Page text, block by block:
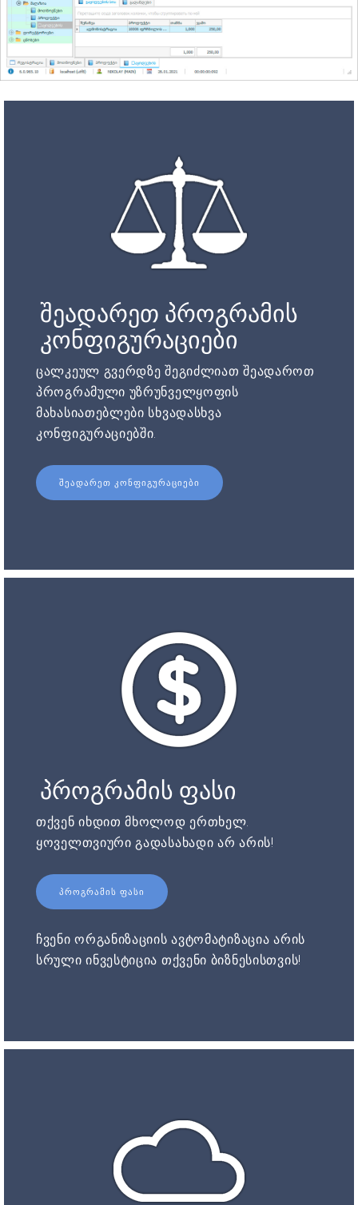
შეადარეთ პროგრამის
კონფიგურაციები
ცალკეულ გვერდზე შეგიძლიათ შეადაროთ
პროგრამული უზრუნველყოფის
მახასიათებლები სხვადასხვა
კონფიგურაციებში.
ᲨᲔᲐᲓᲐᲠᲔᲗ ᲙᲝᲜᲤᲘᲒᲣᲠᲐᲪᲘᲔᲑᲘ
პროგრამის ფასი
თქვენ იხდით მხოლოდ ერთხელ.
ყოველთვიური გადასახადი არ არის!
ᲞᲠᲝᲒᲠᲐᲛᲘᲡ ᲤᲐᲡᲘ
ჩვენი ორგანიზაციის ავტომატიზაცია არის
სრული ინვესტიცია თქვენი ბიზნესისთვის!